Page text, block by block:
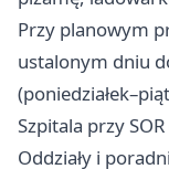
Przy planowym
ustalonym dniu
Szpitala przy
Oddziały i